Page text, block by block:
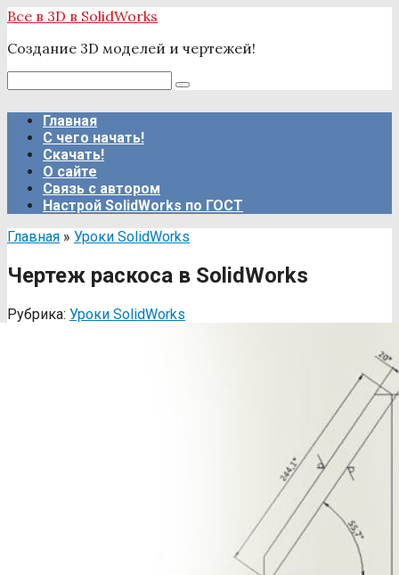
Перейти
контенту
Все в 3D в SolidWorks
Создание 3D моделей и чертежей!
Главная
С чего начать!
Скачать!
О сайте
Связь с автором
Настрой SolidWorks по ГОСТ
Главная » Уроки SolidWorks
Чертеж раскоса в SolidWorks
Рубрика: Уроки SolidWorks